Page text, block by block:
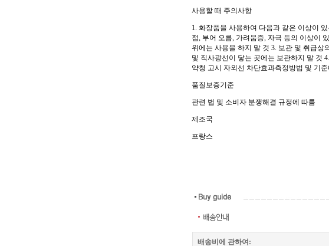
사용할 때 주의사항
1. 화장품을 사용하여 다음과 같은 이상이
점, 부어 오름, 가려움증, 자극 등의 이상이
위에는 사용을 하지 말 것 3. 보관 및 취급상
및 직사광선이 닿는 곳에는 보관하지 말 것
약청 고시 자외선 차단효과측정방법 및 기
품질보증기준
관련 법 및 소비자 분쟁해결 규정에 따름
제조국
프랑스
배송비에 관하여: